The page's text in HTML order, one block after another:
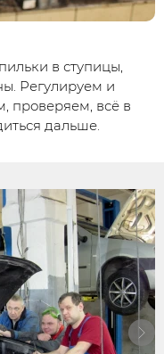
в ступицы,
Регулируем и
проверяем, всё в
дальше.